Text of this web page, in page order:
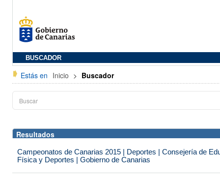
BUSCADOR
Estás en Inicio > Buscador
Resultados
Campeonatos de Canarias 2015 | Deportes | Consejería de
Física y Deportes | Gobierno de Canarias